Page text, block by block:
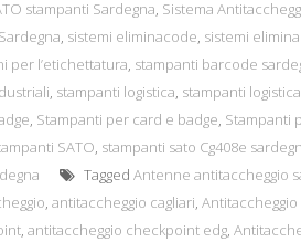
stampanti Sardegna, Sistema
, sistemi eliminacode, sistemi
per l’etichettatura, stampanti barcode
, stampanti logistica, stampanti logistica
, Stampanti per card e badge, Stampanti
SATO, stampanti sato Cg408e
Tagged Antenne antitaccheggio
, antitaccheggio cagliari,
, antitaccheggio checkpoint edg,